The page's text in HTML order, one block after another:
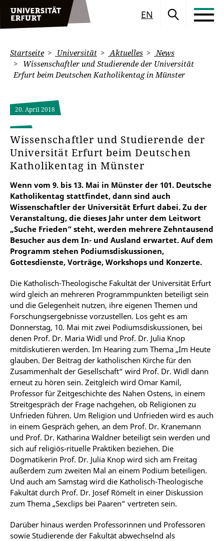
EN
Startseite Universität Aktuelles
News
Wissenschaftler und Studierende der Universität
Erfurt beim Deutschen Katholikentag in Münster
20. April 2018
Wissenschaftler und Studierende der
Universität Erfurt beim Deutschen
Katholikentag in Münster
Wenn vom 9. bis 13. Mai in Münster der 101. Deutsche
Katholikentag stattfindet, dann sind auch
Wissenschaftler der Universität Erfurt dabei. Zu der
Veranstaltung, die dieses Jahr unter dem Leitwort
„Suche Frieden“ steht, werden mehrere Zehntausend
Besucher aus dem In- und Ausland erwartet. Auf dem
Programm stehen Podiumsdiskussionen,
Gottesdienste, Vorträge, Workshops und Konzerte.
Die Katholisch-Theologische Fakultät der Universität Erfurt
wird gleich an mehreren Programmpunkten beteiligt sein
und die Gelegenheit nutzen, ihre eigenen Themen und
Forschungsergebnisse vorzustellen. Los geht es am
Donnerstag, 10. Mai mit zwei Podiumsdiskussionen, bei
denen Prof. Dr. Maria Widl und Prof. Dr. Julia Knop
mitdiskutieren werden. Im Hearing zum Thema „Im Heute
glauben. Der Beitrag der katholischen Kirche für den
Zusammenhalt der Gesellschaft“ wird Prof. Dr. Widl dann
erneut zu hören sein. Zeitgleich wird Omar Kamil,
Professor für Zeitgeschichte des Nahen Ostens, in einem
Streitgespräch der Frage nachgehen, ob Religionen zu
Unfrieden führen. Um Religion und Unfrieden wird es auch
in einem Gespräch gehen, an dem Prof. Dr. Kranemann
und Prof. Dr. Katharina Waldner beteiligt sein werden und
sich auf religiös-rituelle Praktiken beziehen. Die
Dogmatikerin Prof. Dr. Julia Knop wird sich am Freitag
außerdem zum zweiten Mal an einem Podium beteiligen.
Und auch am Samstag wird die Katholisch-Theologische
Fakultät durch Prof. Dr. Josef Römelt in einer Diskussion
zum Thema „Sexclips bei Paaren“ vertreten sein.
Darüber hinaus werden Professorinnen und Professoren
sowie Studierende der Fakultät abwechselnd als